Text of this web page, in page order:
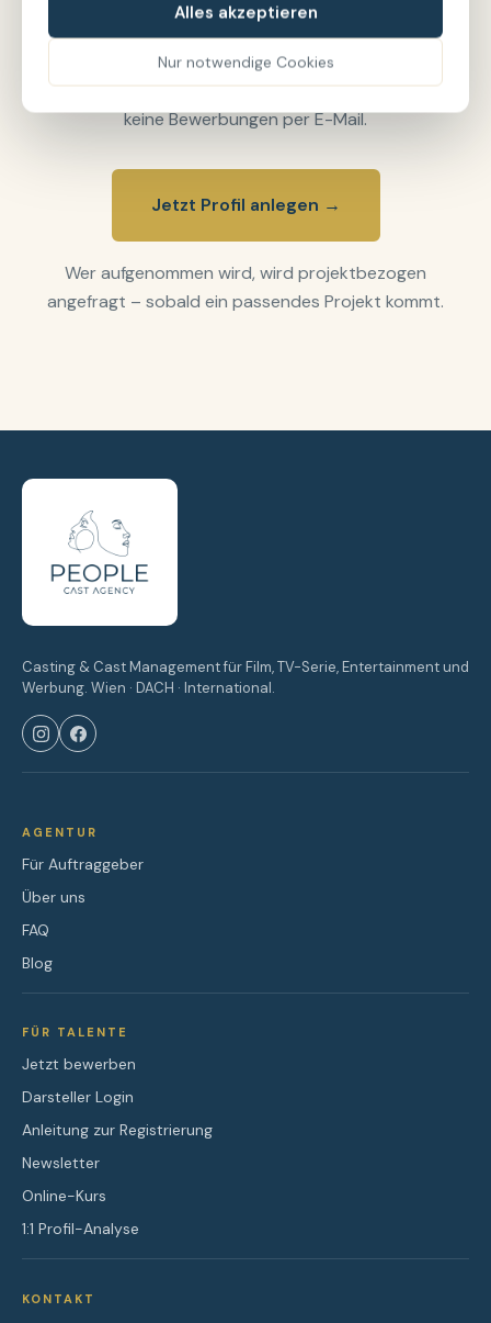
Bereit zum Bewerben?
Registrierung ausschließlich über unser Formular –
keine Bewerbungen per E-Mail.
Jetzt Profil anlegen →
Wer aufgenommen wird, wird projektbezogen
angefragt – sobald ein passendes Projekt kommt.
Casting & Cast Management für Film, TV-Serie, Entertainment und
Werbung. Wien · DACH · International.
AGENTUR
Für Auftraggeber
Über uns
FAQ
Blog
FÜR TALENTE
Jetzt bewerben
Darsteller Login
Anleitung zur Registrierung
Newsletter
Online-Kurs
1:1 Profil-Analyse
KONTAKT
Alles akzeptieren
Nur notwendige Cookies